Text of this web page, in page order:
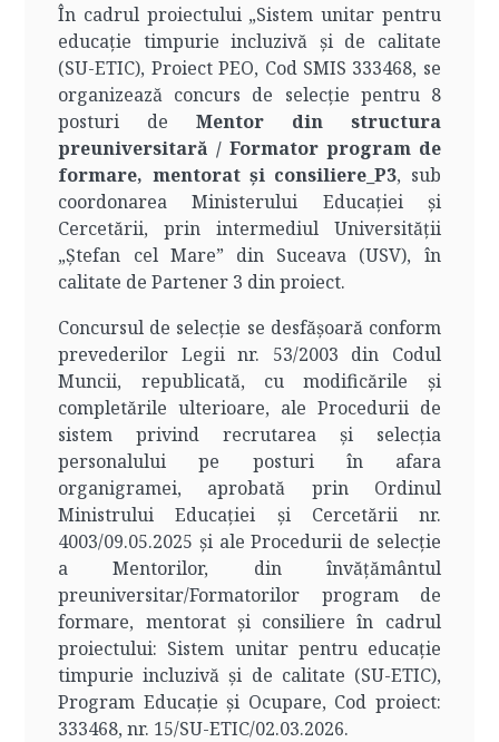
În cadrul proiectului „Sistem unitar pentru
educație timpurie incluzivă și de calitate
(SU-ETIC), Proiect PEO, Cod SMIS 333468, se
organizează concurs de selecție pentru 8
posturi de Mentor din structura
preuniversitară / Formator program de
formare, mentorat și consiliere_P3, sub
coordonarea Ministerului Educației și
Cercetării, prin intermediul Universității
„Ștefan cel Mare” din Suceava (USV), în
calitate de Partener 3 din proiect.
Concursul de selecție se desfășoară conform
prevederilor Legii nr. 53/2003 din Codul
Muncii, republicată, cu modificările și
completările ulterioare, ale Procedurii de
sistem privind recrutarea și selecția
personalului pe posturi în afara
organigramei, aprobată prin Ordinul
Ministrului Educației și Cercetării nr.
4003/09.05.2025 și ale Procedurii de selecție
a Mentorilor, din învățământul
preuniversitar/Formatorilor program de
formare, mentorat și consiliere în cadrul
proiectului: Sistem unitar pentru educație
timpurie incluzivă și de calitate (SU-ETIC),
Program Educație și Ocupare, Cod proiect:
333468, nr. 15/SU-ETIC/02.03.2026.